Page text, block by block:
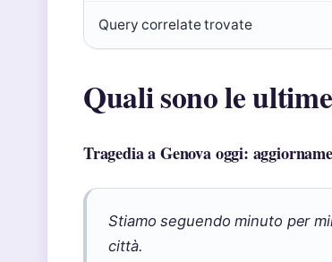
Query correlate trovate
Quali sono le
Tragedia a Genova oggi:
Stiamo seguendo minuto per
città.